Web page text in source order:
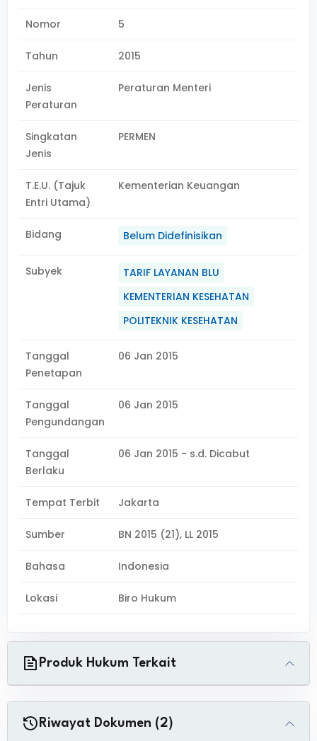
Nomor 5
Tahun 2015
Jenis
Peraturan
Peraturan Menteri
Singkatan
Jenis
PERMEN
T.E.U. (Tajuk
Entri Utama)
Kementerian Keuangan
Bidang Belum Didefinisikan
Subyek
TARIF LAYANAN BLU
KEMENTERIAN KESEHATAN
POLITEKNIK KESEHATAN
Tanggal
Penetapan
06 Jan 2015
Tanggal
Pengundangan
06 Jan 2015
Tanggal
Berlaku
06 Jan 2015 - s.d. Dicabut
Tempat Terbit Jakarta
Sumber BN 2015 (21), LL 2015
Bahasa Indonesia
Lokasi Biro Hukum
Produk Hukum Terkait
Riwayat Dokumen (2)